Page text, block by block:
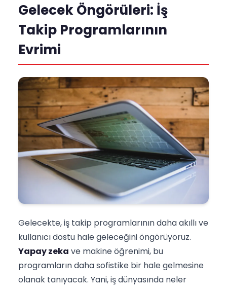
Gelecek Öngörüleri: İş
Takip Programlarının
Evrimi
Gelecekte, iş takip programlarının daha akıllı ve
kullanıcı dostu hale geleceğini öngörüyoruz.
Yapay zeka ve makine öğrenimi, bu
programların daha sofistike bir hale gelmesine
olanak tanıyacak. Yani, iş dünyasında neler